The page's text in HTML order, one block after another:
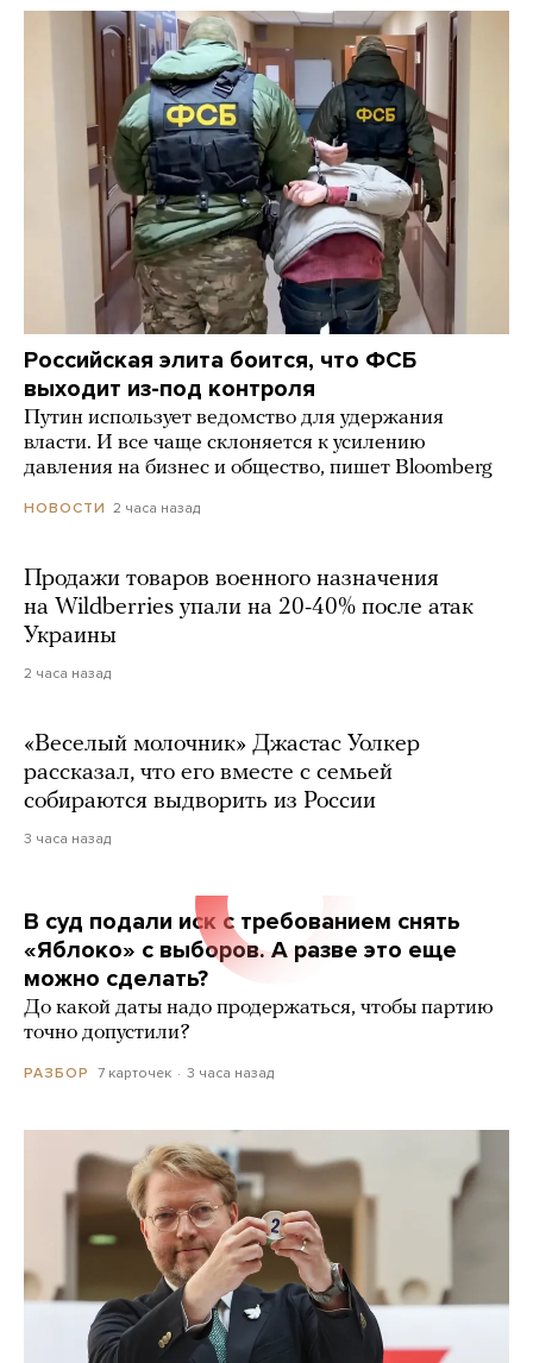
Российская элита боится, что ФСБ
выходит из-под контроля
Путин использует ведомство для удержания
власти. И все чаще склоняется к усилению
давления на бизнес и общество, пишет Bloomberg
НОВОСТИ 2 часа назад
Продажи товаров военного назначения
на Wildberries упали на 20-40% после атак
Украины
2 часа назад
«Веселый молочник» Джастас Уолкер
рассказал, что его вместе с семьей
собираются выдворить из России
3 часа назад
В суд подали иск с требованием снять
«Яблоко» с выборов. А разве это еще
можно сделать?
До какой даты надо продержаться, чтобы партию
точно допустили?
РАЗБОР 7 карточек 3 часа назад